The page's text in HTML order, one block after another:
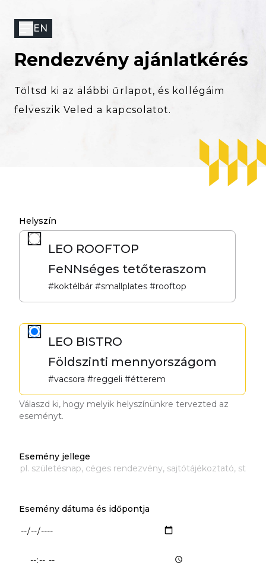
tartalomra
EN
Rendezvény ajánlatkérés
Töltsd ki az alábbi űrlapot, és kollégáim
felveszik Veled a kapcsolatot.
Helyszín
LEO ROOFTOP
FeNNséges tetőteraszom
#koktélbár #smallplates #rooftop
LEO BISTRO
Földszinti mennyországom
#vacsora #reggeli #étterem
Válaszd ki, hogy melyik helyszínünkre tervezted az
eseményt.
Esemény jellege
Esemény dátuma és időpontja
Dátum